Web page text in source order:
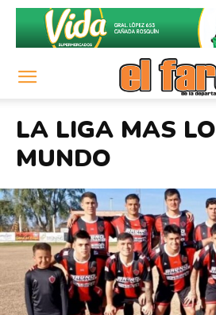
LA LIGA MAS
MUNDO